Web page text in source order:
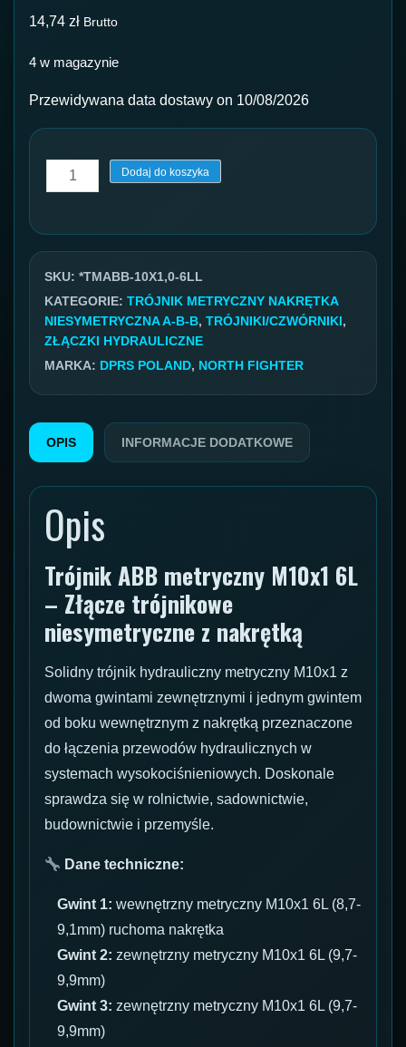
14,74 zł Brutto
4 w magazynie
Przewidywana data dostawy on 10/08/2026
ilość
Trójnik
06L
Dodaj do koszyka
SKU: *TMABB-10X1,0-6LL
KATEGORIE: TRÓJNIK METRYCZNY NAKRĘTKA
NIESYMETRYCZNA A-B-B, TRÓJNIKI/CZWÓRNIKI,
ZŁĄCZKI HYDRAULICZNE
MARKA: DPRS POLAND, NORTH FIGHTER
OPIS INFORMACJE DODATKOWE
Opis
Trójnik ABB metryczny M10x1 6L
– Złącze trójnikowe
niesymetryczne z nakrętką
Solidny trójnik hydrauliczny metryczny M10x1 z
dwoma gwintami zewnętrznymi i jednym gwintem
od boku wewnętrznym z nakrętką przeznaczone
do łączenia przewodów hydraulicznych w
systemach wysokociśnieniowych. Doskonale
sprawdza się w rolnictwie, sadownictwie,
budownictwie i przemyśle.
Dane techniczne:
Gwint 1: wewnętrzny metryczny M10x1 6L (8,7-
9,1mm) ruchoma nakrętka
Gwint 2: zewnętrzny metryczny M10x1 6L (9,7-
9,9mm)
Gwint 3: zewnętrzny metryczny M10x1 6L (9,7-
9,9mm)